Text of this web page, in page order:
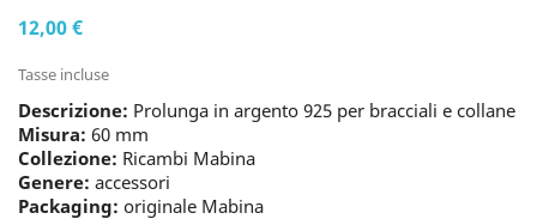
12,00 €
Tasse incluse
Descrizione: Prolunga in argento 925 per bracciali e collane
Misura: 60 mm
Collezione: Ricambi Mabina
Genere: accessori
Packaging: originale Mabina